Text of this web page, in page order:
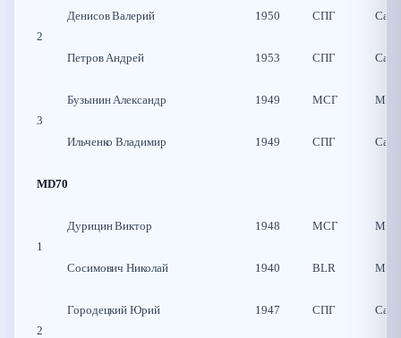
2
Денисов Валерий 1950 СПГ
Петров Андрей 1953 СПГ
3
Бузынин Александр 1949 МСГ
Ильченко Владимир 1949 СПГ
MD70
1
Дурицин Виктор 1948 МСГ
Сосимович Николай 1940 BLR
2
Городецкий Юрий 1947 СПГ